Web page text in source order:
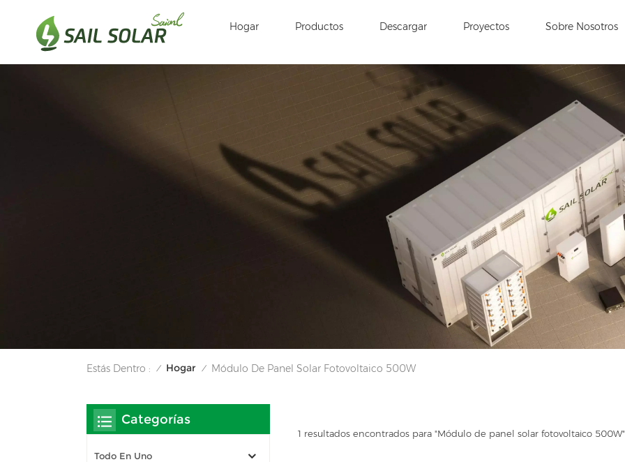
Hogar Productos Descargar Proyectos Sobre Nosotros
Estás Dentro : / Hogar / Módulo De Panel Solar Fotovoltaico 500W
1 resultados encontrados para "Módulo de panel solar fotovoltaico 500W"
Categorías
Todo En Uno